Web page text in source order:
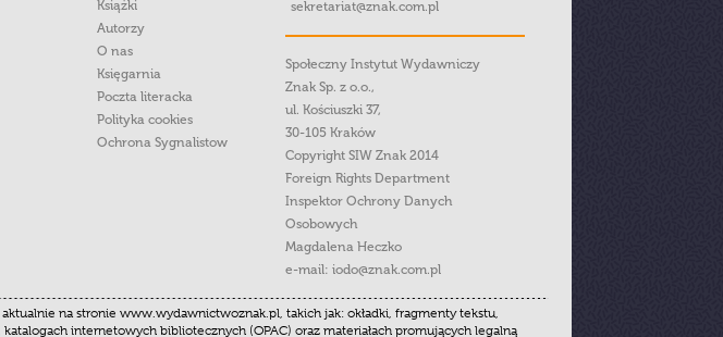
Książki
Autorzy
O nas
Księgarnia
Poczta literacka
Polityka cookies
Ochrona Sygnalistow
sekretariat@znak.com.pl
Społeczny Instytut Wydawniczy
Znak Sp. z o.o.,
ul. Kościuszki 37,
30-105 Kraków
Copyright SIW Znak 2014
Foreign Rights Department
Inspektor Ochrony Danych
Osobowych
Magdalena Heczko
e-mail: iodo@znak.com.pl
na stronie www.wydawnictwoznak.pl, takich jak: okładki, fragmenty tekstu,
internetowych bibliotecznych (OPAC) oraz materiałach promujących legalną